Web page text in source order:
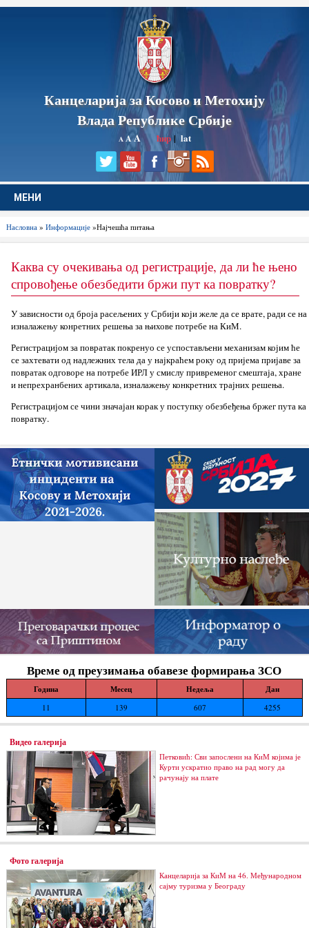
Канцеларија за Косово и Метохију
Влада Републике Србије
A AA ћир|lat
МЕНИ
Насловна» Информације»Најчешћа питања
Каква су очекивања од регистрације, да ли ће њено
спровођење обезбедити бржи пут ка повратку?
У зависности од броја расељених у Србији који желе да се врате, ради се на
изналажењу конретних решења за њихове потребе на КиМ.
Регистрацијом за повратак покренуо се успостављени механизам којим ће
се захтевати од надлежних тела да у најкраћем року од пријема пријаве за
повратак одговоре на потребе ИРЛ у смислу привременог смештаја, хране
и непрехранбених артикала, изналажењу конкретних трајних решења.
Регистрацијом се чини значајан корак у поступку обезбеђења бржег пута ка
повратку.
Време од преузимања обавезе формирања ЗСО
Година Месец Недеља Дан
11 139 607 4255
Видео галерија
Петковић: Сви запослени на КиМ којима је
Курти ускратио право на рад могу да
рачунају на плате
Фото галерија
Канцеларија за КиМ на 46. Међународном
сајму туризма у Београду